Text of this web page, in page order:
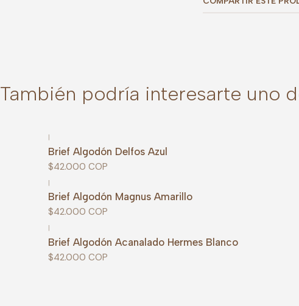
También podría interesarte uno
|
Brief Algodón Delfos Azul
$42.000 COP
|
Brief Algodón Magnus Amarillo
$42.000 COP
|
Brief Algodón Acanalado Hermes Blanco
$42.000 COP